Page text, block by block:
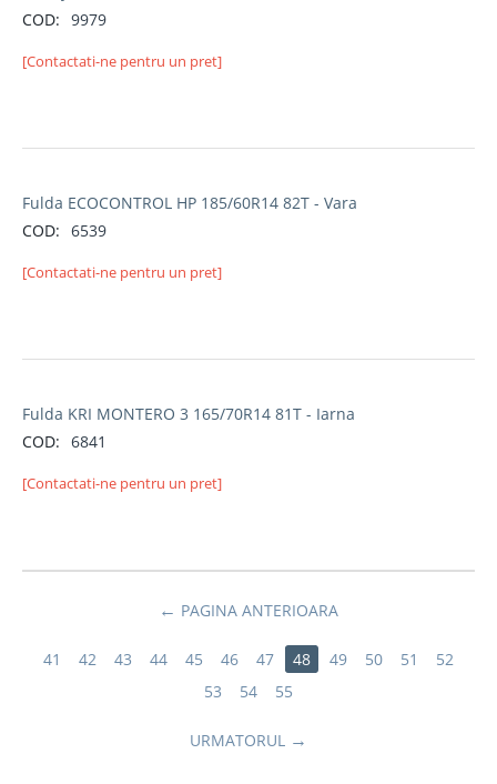
COD: 9979
[Contactati-ne pentru un pret]
Fulda ECOCONTROL HP 185/60R14 82T - Vara
COD: 6539
[Contactati-ne pentru un pret]
Fulda KRI MONTERO 3 165/70R14 81T - Iarna
COD: 6841
[Contactati-ne pentru un pret]
PAGINA ANTERIOARA
41 42 43 44 45 46 47 48 49 50 51
52
53
54 55
URMATORUL